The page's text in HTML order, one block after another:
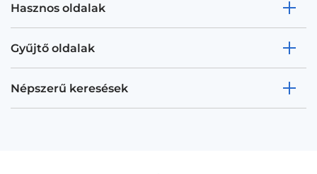
Hasznos oldalak
Gyűjtő oldalak
Népszerű keresések